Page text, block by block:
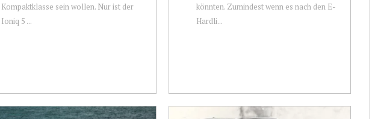
Kompaktklasse sein wollen. Nur ist der
Ioniq 5 ...
könnten. Zumindest wenn es nach den E-
Hardli...